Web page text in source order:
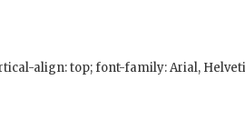
align: top; font-family: Arial,